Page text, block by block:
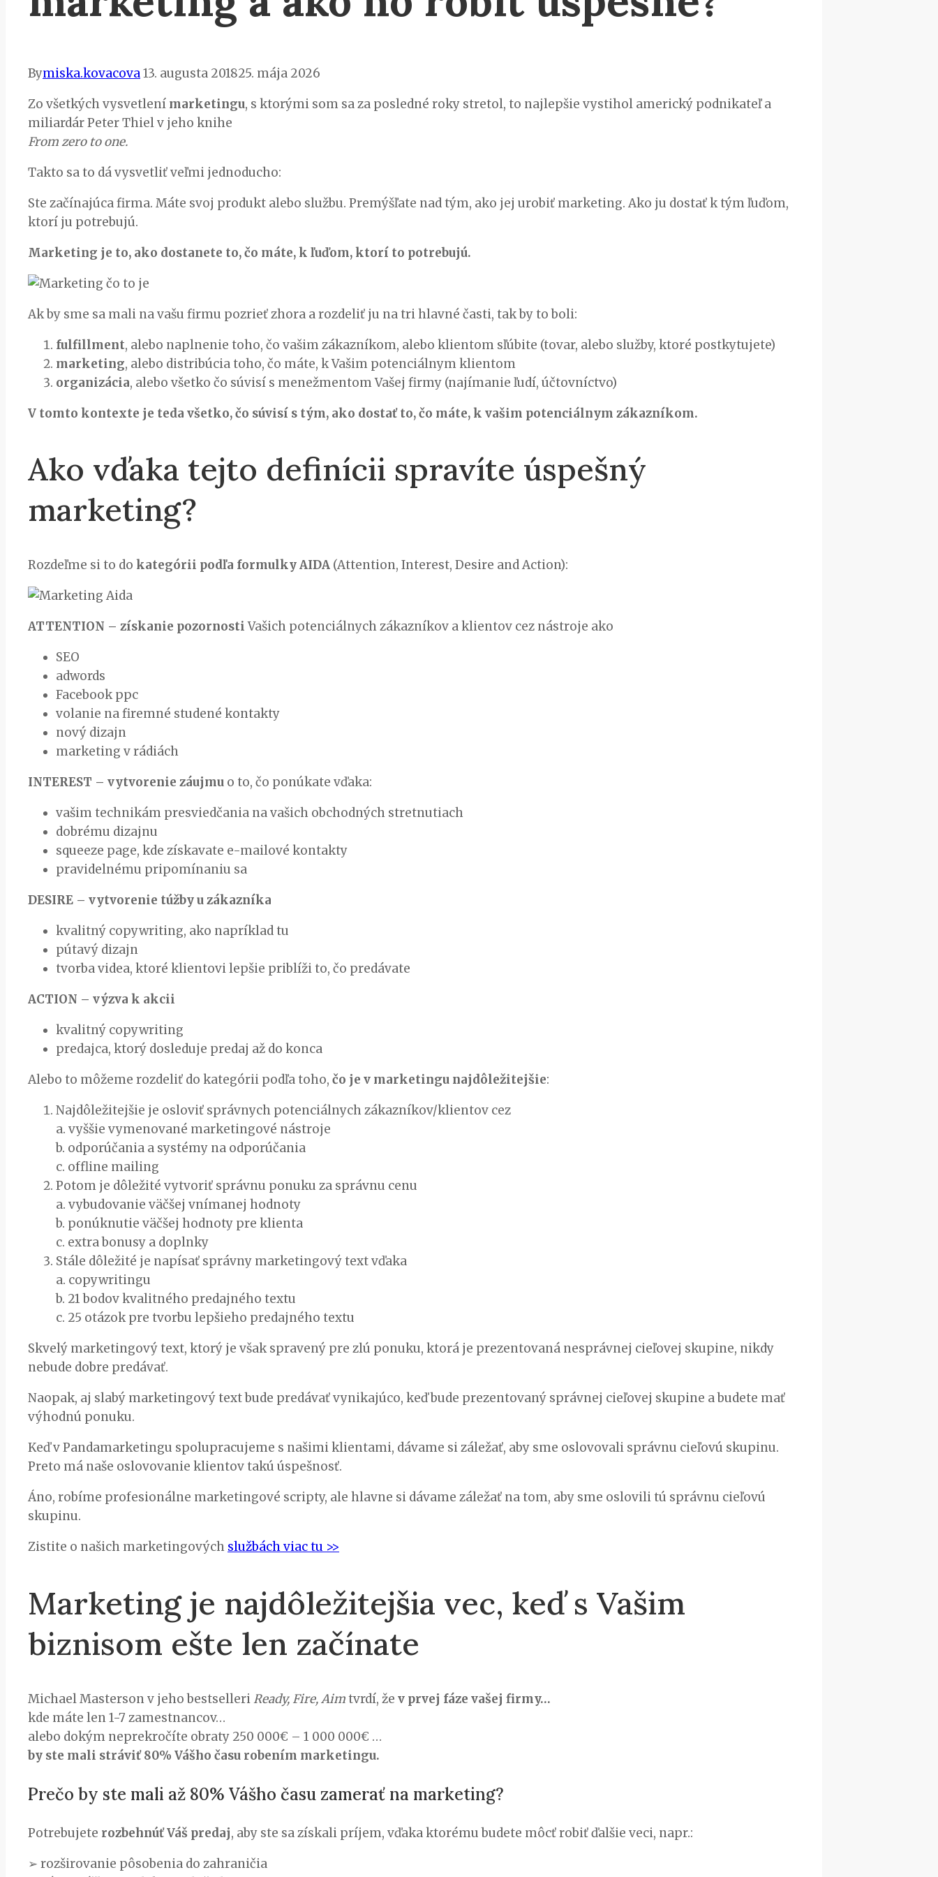
Bymiska.kovacova13. augusta 201825. mája 2026
Zo všetkých vysvetlení marketingu, s ktorými som sa za posledné roky stretol, to najlepšie vystihol americký podnikateľ a
miliardár Peter Thiel v jeho knihe
From zero to one.
Takto sa to dá vysvetliť veľmi jednoducho:
Ste začínajúca firma. Máte svoj produkt alebo službu. Premýšľate nad tým, ako jej urobiť marketing. Ako ju dostať k tým ľuďom,
ktorí ju potrebujú.
Marketing je to, ako dostanete to, čo máte, k ľuďom, ktorí to potrebujú.
Ak by sme sa mali na vašu firmu pozrieť zhora a rozdeliť ju na tri hlavné časti, tak by to boli:
fulfillment, alebo naplnenie toho, čo vašim zákazníkom, alebo klientom sľúbite (tovar, alebo služby, ktoré postkytujete)
marketing, alebo distribúcia toho, čo máte, k Vašim potenciálnym klientom
organizácia, alebo všetko čo súvisí s menežmentom Vašej firmy (najímanie ľudí, účtovníctvo)
V tomto kontexte je teda všetko, čo súvisí s tým, ako dostať to, čo máte, k vašim potenciálnym zákazníkom.
Ako vďaka tejto definícii spravíte úspešný
marketing?
Rozdeľme si to do kategórii podľa formulky AIDA (Attention, Interest, Desire and Action):
ATTENTION – získanie pozornostiVašich potenciálnych zákazníkov a klientov cez nástroje ako
SEO
adwords
Facebook ppc
volanie na firemné studené kontakty
nový dizajn
marketing v rádiách
INTEREST – vytvorenie záujmu o to, čo ponúkate vďaka:
vašim technikám presviedčania na vašich obchodných stretnutiach
dobrému dizajnu
squeeze page, kde získavate e-mailové kontakty
pravidelnému pripomínaniu sa
DESIRE – vytvorenie túžby u zákazníka
kvalitný copywriting, ako napríklad tu
pútavý dizajn
tvorba videa, ktoré klientovi lepšie priblíži to, čo predávate
ACTION – výzva k akcii
kvalitný copywriting
predajca, ktorý dosleduje predaj až do konca
Alebo to môžeme rozdeliť do kategórii podľa toho, čo je v marketingu najdôležitejšie:
Najdôležitejšie je osloviť správnych potenciálnych zákazníkov/klientov cez
a. vyššie vymenované marketingové nástroje
b. odporúčania a systémy na odporúčania
c. offline mailing
Potom je dôležité vytvoriť správnu ponuku za správnu cenu
a. vybudovanie väčšej vnímanej hodnoty
b. ponúknutie väčšej hodnoty pre klienta
c. extra bonusy a doplnky
Stále dôležité je napísať správny marketingový text vďaka
a. copywritingu
b. 21 bodov kvalitného predajného textu
c. 25 otázok pre tvorbu lepšieho predajného textu
Skvelý marketingový text, ktorý je však spravený pre zlú ponuku, ktorá je prezentovaná nesprávnej cieľovej skupine, nikdy
nebude dobre predávať.
Naopak, aj slabý marketingový text bude predávať vynikajúco, keď bude prezentovaný správnej cieľovej skupine a budete mať
výhodnú ponuku.
Keď v Pandamarketingu spolupracujeme s našimi klientami, dávame si záležať, aby sme oslovovali správnu cieľovú skupinu.
Preto má naše oslovovanie klientov takú úspešnosť.
Áno, robíme profesionálne marketingové scripty, ale hlavne si dávame záležať na tom, aby sme oslovili tú správnu cieľovú
skupinu.
Zistite o našich marketingových službách viac tu >>
Marketing je najdôležitejšia vec, keď s Vašim
biznisom ešte len začínate
Michael Masterson v jeho bestselleriReady, Fire, Aim tvrdí, že v prvej fáze vašej firmy…
kde máte len 1-7 zamestnancov…
alebo dokým neprekročíte obraty 250 000€ – 1 000 000€ …
by ste mali stráviť 80% Vášho času robením marketingu.
Prečo by ste mali až 80% Vášho času zamerať na marketing?
Potrebujete rozbehnúť Váš predaj, aby ste sa získali príjem, vďaka ktorému budete môcť robiť ďalšie veci, napr.:
➢ rozširovanie pôsobenia do zahraničia